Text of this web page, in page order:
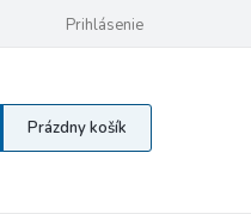
Vyhlásenie o prístupnosti
Prihlásenie
Nákupný
košík
Prázdny košík